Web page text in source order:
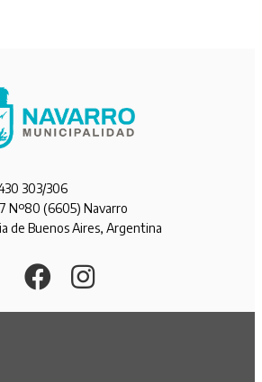
303/306
Nº80 (6605) Navarro
de Buenos Aires, Argentina